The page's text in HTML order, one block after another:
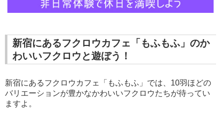
新宿にあるフクロウカフェ「もふもふ」のか
わいいフクロウと遊ぼう！
新宿にあるフクロウカフェ「もふもふ」では、 10羽ほどの
バリエーションが豊かなかわいいフクロウたちが待ってい
ますよ。